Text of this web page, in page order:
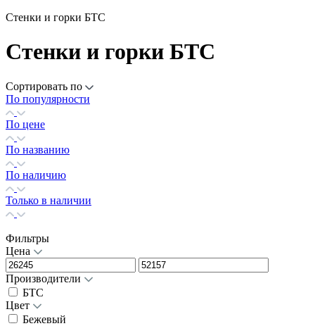
Стенки и горки БТС
Стенки и горки БТС
Сортировать по
По популярности
По цене
По названию
По наличию
Только в наличии
Фильтры
Цена
Производители
БТС
Цвет
Бежевый